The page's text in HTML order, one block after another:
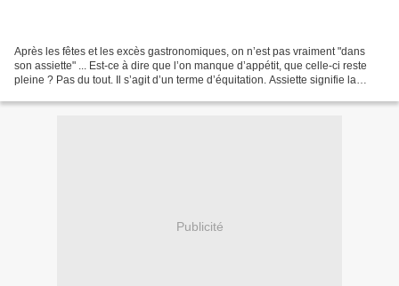
Après les fêtes et les excès gastronomiques, on n’est pas vraiment "dans
son assiette" ... Est-ce à dire que l’on manque d’appétit, que celle-ci reste
pleine ? Pas du tout. Il s’agit d’un terme d’équitation. Assiette signifie la
Publicité